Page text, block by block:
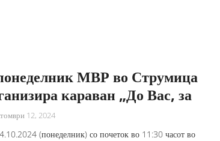
МВР во Струмица
караван „До Вас, за
12, 2024
(понеделник) со почеток во 11:30 часот во